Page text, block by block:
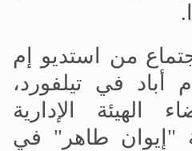
من استديو إم
في تيلفورد،
الهيئة الإدارية
"إيوان طاهر" في